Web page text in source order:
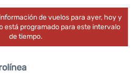
de vuelos para ayer, hoy y
está programado para este intervalo
de tiempo.